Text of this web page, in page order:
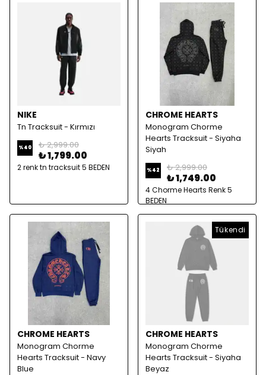
NIKE
Tn Tracksuit - Kırmızı
%40 ₺ 2,999.00
₺ 1,799.00
2 renk tn tracksuit 5 BEDEN
CHROME HEARTS
Monogram Chorme
Hearts Tracksuit - Siyaha
Siyah
%42 ₺ 2,999.00
₺ 1,749.00
4 Chorme Hearts Renk 5
BEDEN
CHROME HEARTS
Monogram Chorme
Hearts Tracksuit - Navy
Blue
Tükendi
CHROME HEARTS
Monogram Chorme
Hearts Tracksuit - Siyaha
Beyaz